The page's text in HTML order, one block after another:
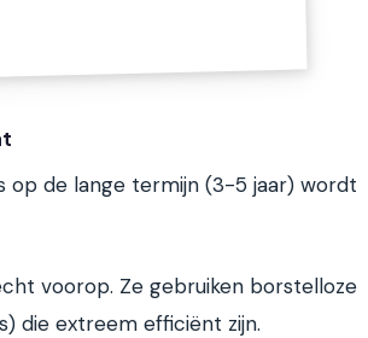
op de lange termijn (3-5 jaar) wordt
voorop. Ze gebruiken borstelloze
die extreem efficiënt zijn.